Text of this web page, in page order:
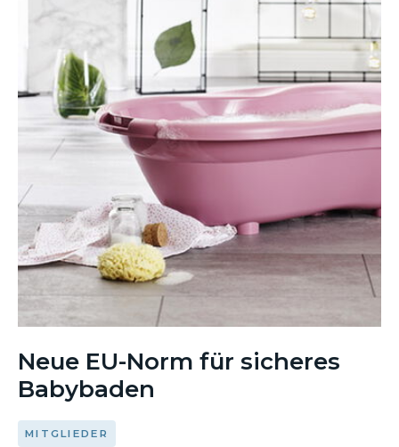
Neue EU-Norm für sicheres
Babybaden
MITGLIEDER